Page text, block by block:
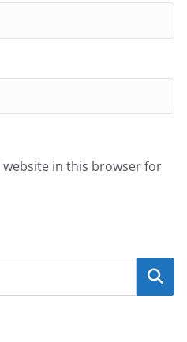
website in this browser for
Search